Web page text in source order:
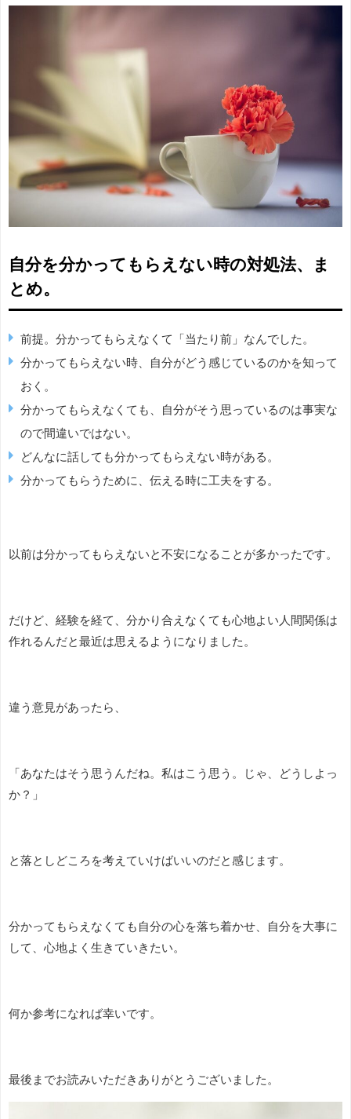
自分を分かってもらえない時の対処法、ま
とめ。
前提。分かってもらえなくて「当たり前」なんでした。
分かってもらえない時、自分がどう感じているのかを知って
おく。
分かってもらえなくても、自分がそう思っているのは事実な
ので間違いではない。
どんなに話しても分かってもらえない時がある。
分かってもらうために、伝える時に工夫をする。
以前は分かってもらえないと不安になることが多かったです。
だけど、経験を経て、分かり合えなくても心地よい人間関係は
作れるんだと最近は思えるようになりました。
違う意見があったら、
「あなたはそう思うんだね。私はこう思う。じゃ、どうしよっ
か？」
と落としどころを考えていけばいいのだと感じます。
分かってもらえなくても自分の心を落ち着かせ、自分を大事に
して、心地よく生きていきたい。
何か参考になれば幸いです。
最後までお読みいただきありがとうございました。